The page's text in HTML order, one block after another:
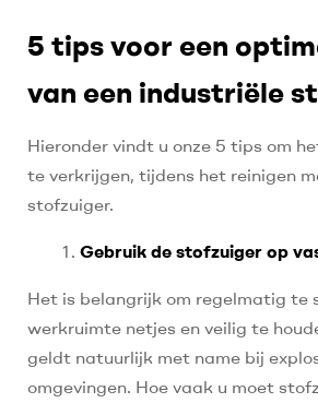
5 tips voor een
van een industriële
Hieronder vindt u onze 5 tips om
te verkrijgen, tijdens het reinigen
stofzuiger.
Gebruik de stofzuiger op
Het is belangrijk om regelmatig te
werkruimte netjes en veilig te
geldt natuurlijk met name bij
omgevingen. Hoe vaak u moet